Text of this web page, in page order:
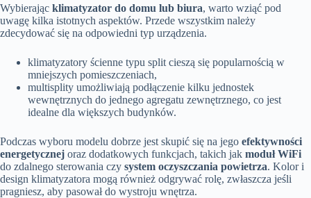
Wybierając klimatyzator do domu lub biura, warto wziąć pod
uwagę kilka istotnych aspektów. Przede wszystkim należy
zdecydować się na odpowiedni typ urządzenia.
klimatyzatory ścienne typu split cieszą się popularnością w
mniejszych pomieszczeniach,
multisplity umożliwiają podłączenie kilku jednostek
wewnętrznych do jednego agregatu zewnętrznego, co jest
idealne dla większych budynków.
Podczas wyboru modelu dobrze jest skupić się na jego efektywności
energetycznej oraz dodatkowych funkcjach, takich jak moduł WiFi
do zdalnego sterowania czy system oczyszczania powietrza. Kolor i
design klimatyzatora mogą również odgrywać rolę, zwłaszcza jeśli
pragniesz, aby pasował do wystroju wnętrza.